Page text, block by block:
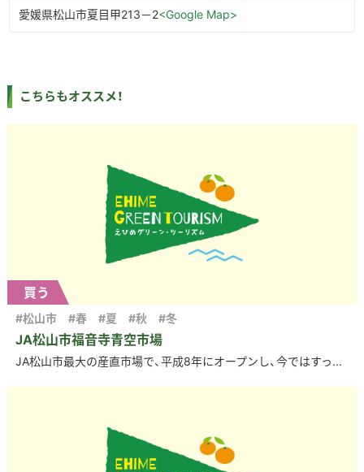
愛媛県松山市夏目甲213－2<Google Map>
こちらもオススメ！
買う
JA松山市福音寺青空市場
#松山市 #春 #夏 #秋 #冬
JA松山市最大の産直市場で、平成8年にオープンし、今ではすっ...